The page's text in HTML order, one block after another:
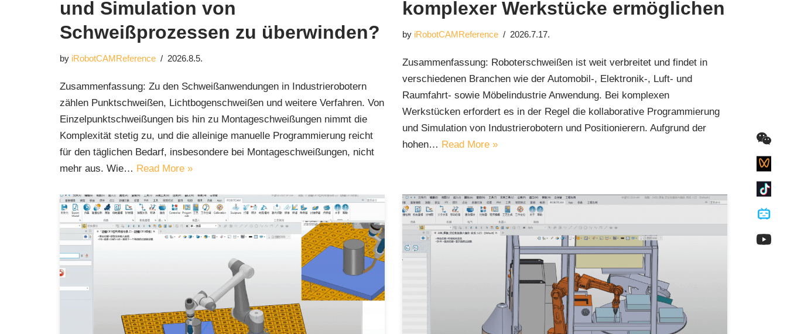
und Simulation von
Schweißprozessen zu überwinden?
by iRobotCAMReference 2026.8.5.
Zusammenfassung: Zu den Schweißanwendungen in Industrierobotern
zählen Punktschweißen, Lichtbogenschweißen und weitere Verfahren. Von
Einzelpunktschweißungen bis hin zu Montageschweißungen nimmt die
Komplexität stetig zu, und die alleinige manuelle Programmierung reicht
für den täglichen Bedarf, insbesondere bei Montageschweißungen, nicht
mehr aus. Wie… Read More »
komplexer Werkstücke ermöglichen
by iRobotCAMReference 2026.7.17.
Zusammenfassung: Roboterschweißen ist weit verbreitet und findet in
verschiedenen Branchen wie der Automobil-, Elektronik-, Luft- und
Raumfahrt- sowie Möbelindustrie Anwendung. Bei komplexen
Werkstücken erfordert es in der Regel die kollaborative Programmierung
und Simulation von Industrierobotern und Positionierern. Aufgrund der
hohen… Read More »